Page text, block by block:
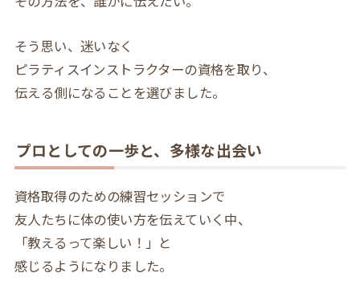
そう思い、迷いなく
ピラティスインストラクターの資格を取り、
伝える側になることを選びました。
プロとしての一歩と、多様な出会い
資格取得のための練習セッションで
友人たちに体の使い方を伝えていく中、
「教えるって楽しい！」と
感じるようになりました。